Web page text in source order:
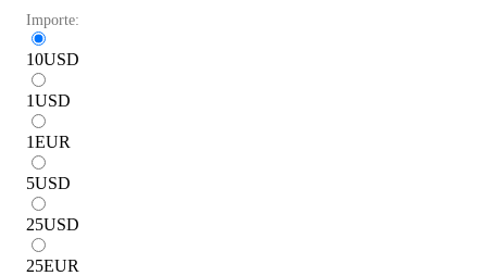
Importe:
10USD
1USD
1EUR
5USD
25USD
25EUR